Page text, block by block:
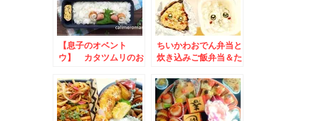
【息子のオベント
ウ】 カタツムリのお
ちいかわおでん弁当と
炊き込みご飯弁当＆た
プ～得意の豚足煮込み
とニックジャガー♪